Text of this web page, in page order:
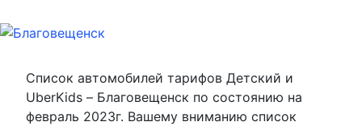
Список автомобилей тарифов Детский и
UberKids – Благовещенск по состоянию на
февраль 2023г. Вашему вниманию список